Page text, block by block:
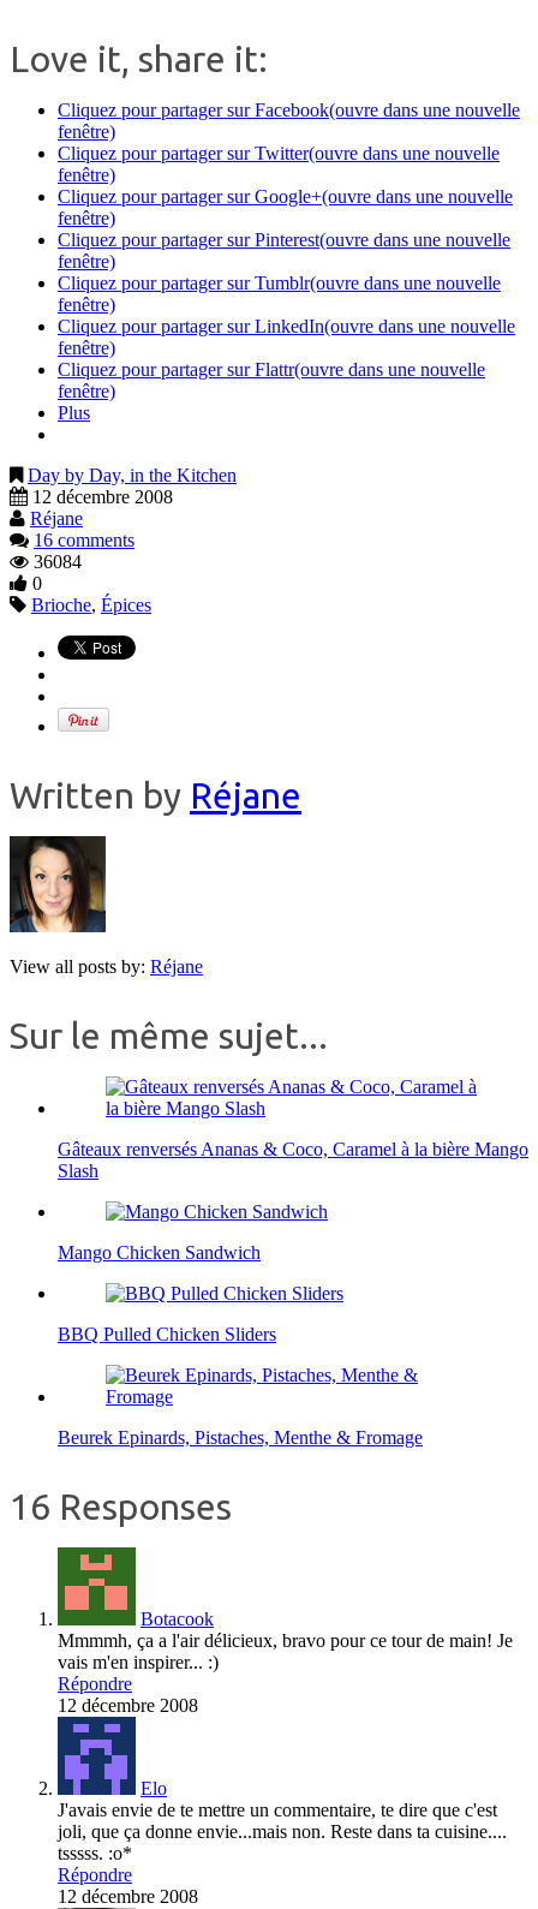
Love it, share it:
Cliquez pour partager sur Facebook(ouvre dans une nouvelle
fenêtre)
Cliquez pour partager sur Twitter(ouvre dans une nouvelle
fenêtre)
Cliquez pour partager sur Google+(ouvre dans une nouvelle
fenêtre)
Cliquez pour partager sur Pinterest(ouvre dans une nouvelle
fenêtre)
Cliquez pour partager sur Tumblr(ouvre dans une nouvelle
fenêtre)
Cliquez pour partager sur LinkedIn(ouvre dans une nouvelle
fenêtre)
Cliquez pour partager sur Flattr(ouvre dans une nouvelle
fenêtre)
Plus
Day by Day, in the Kitchen
12 décembre 2008
Réjane
16 comments
36084
0
Brioche, Épices
Written by Réjane
View all posts by: Réjane
Sur le même sujet...
Gâteaux renversés Ananas & Coco, Caramel à la bière Mango
Slash
Mango Chicken Sandwich
BBQ Pulled Chicken Sliders
Beurek Epinards, Pistaches, Menthe & Fromage
16 Responses
Botacook
Mmmmh, ça a l'air délicieux, bravo pour ce tour de main! Je
vais m'en inspirer... :)
Répondre
12 décembre 2008
Elo
J'avais envie de te mettre un commentaire, te dire que c'est
joli, que ça donne envie...mais non. Reste dans ta cuisine....
tsssss. :o*
Répondre
12 décembre 2008